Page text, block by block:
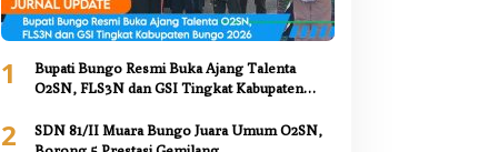
1
Bupati Bungo Resmi Buka Ajang Talenta
O2SN, FLS3N dan GSI Tingkat Kabupaten
2
SDN 81/II Muara Bungo Juara Umum O2SN,